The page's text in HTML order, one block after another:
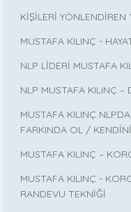
KİŞİLERİ YÖNLENDİREN
MUSTAFA KILINÇ -
NLP LİDERİ MUSTAFA
NLP MUSTAFA KILINÇ –
MUSTAFA KILINÇ
FARKINDA OL /
MUSTAFA KILINÇ –
MUSTAFA KILINÇ -
RANDEVU TEKNİĞİ